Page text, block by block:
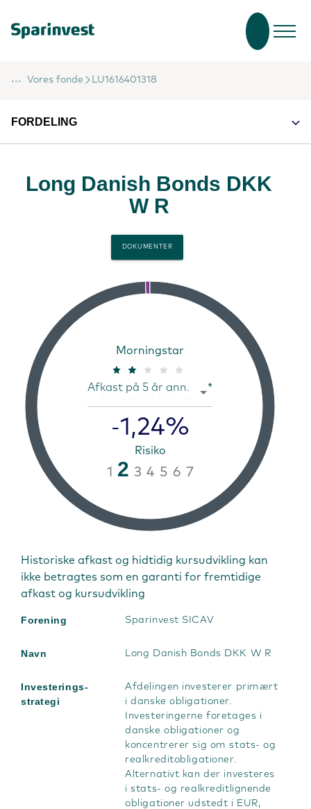
... Vores fonde LU1616401318
FORDELING
Long Danish Bonds DKK
W R
DOKUMENTER
Morningstar
Afkast på 5 år ann. *
-1,24%
Risiko
1 2 3 4 5 6 7
Historiske afkast og hidtidig kursudvikling kan
ikke betragtes som en garanti for fremtidige
afkast og kursudvikling
Forening Sparinvest SICAV
Navn Long Danish Bonds DKK W R
Investerings-
strategi
Afdelingen investerer primært
i danske obligationer.
Investeringerne foretages i
danske obligationer og
koncentrerer sig om stats- og
realkreditobligationer.
Alternativt kan der investeres
i stats- og realkreditlignende
obligationer udstedt i EUR,